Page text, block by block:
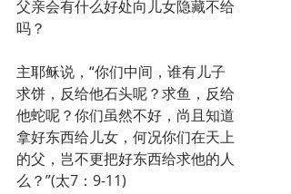
父亲会有什么好处向儿女隐藏不给
吗？
主耶稣说，“你们中间，谁有儿子
求饼，反给他石头呢？求鱼，反给
他蛇呢？你们虽然不好，尚且知道
拿好东西给儿女，何况你们在天上
的父，岂不更把好东西给求他的人
么？”(太7：9-11)